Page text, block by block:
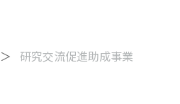
研究交流促進助成事業